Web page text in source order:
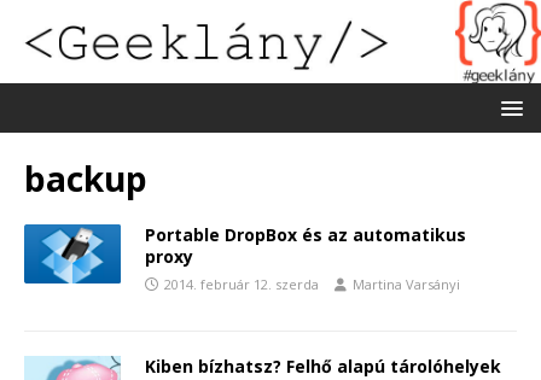
backup
Portable DropBox és az automatikus
proxy
2014. február 12. szerda Martina Varsányi
Kiben bízhatsz? Felhő alapú tárolóhelyek